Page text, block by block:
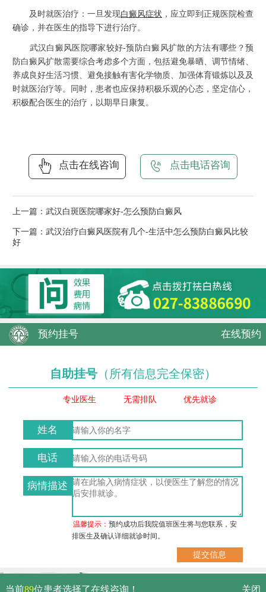
及时就医治疗：一旦发现白癜风症状 ，应立即到正规医院检查
确诊，并在医生的指导下进行治疗。
武汉白癜风医院哪家较好-预防白癜风扩散的方法有哪些？预
防白癜风扩散需要综合考虑多个方面，包括避免暴晒、调节情绪、
养成良好生活习惯、避免接触有害化学物质、加强体育锻炼以及及
时就医治疗等。同时，患者也应保持积极乐观的心态，坚定信心，
积极配合医生的治疗，以期早日康复。
点击在线咨询 点击电话咨询
上一篇： 武汉白斑医院哪家好-怎么预防白癜风
下一篇： 武汉治疗白癜风医院有几个-生活中怎么预防白癜风比较
好
预约挂号 在线预约
自助挂号 （所有信息完全保密）
专业医生 无需排队 优先就诊
姓名
电话
病情描述
温馨提示：预约成功后我院值班医生将与您联系，安
排医生及确认详细就诊时间。
武汉市硚口区解放大道479号
当前89位患者选择了在线咨询！ 关闭